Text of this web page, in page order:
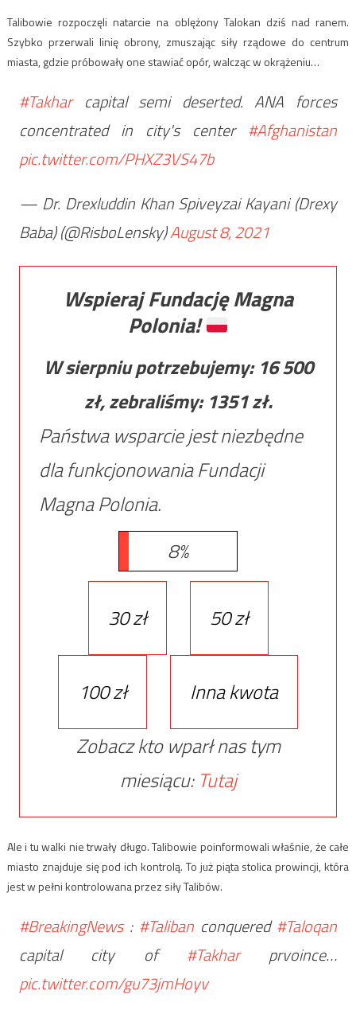
Talibowie rozpoczęli natarcie na oblężony Talokan dziś nad ranem.
Szybko przerwali linię obrony, zmuszając siły rządowe do centrum
miasta, gdzie próbowały one stawiać opór, walcząc w okrążeniu…
#Takharcapital semi deserted. ANA forces
concentrated in city's center #Afghanistan
pic.twitter.com/PHXZ3VS47b
— Dr. Drexluddin Khan Spiveyzai Kayani (Drexy
Baba) (@RisboLensky)August 8, 2021
Wspieraj Fundację Magna
Polonia!
W sierpniu potrzebujemy: 16 500
zł, zebraliśmy: 1351zł.
Państwa wsparcie jest niezbędne
dla funkcjonowania Fundacji
Magna Polonia.
8%
30 zł 50 zł
100 zł
Inna kwota
Zobacz kto wparł nas tym
miesiącu: Tutaj
Ale i tu walki nie trwały długo. Talibowie poinformowali właśnie, że całe
miasto znajduje się pod ich kontrolą. To już piąta stolica prowincji, która
jest w pełni kontrolowana przez siły Talibów.
#BreakingNews: #Taliban conquered#Taloqan
capital city of #Takharprvoince…
pic.twitter.com/gu73jmHoyv